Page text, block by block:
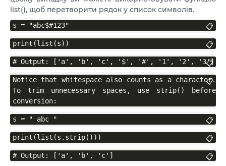
list(), щоб перетворити рядок у список символів.
s = "abc$#123" 📋
print(list(s)) 📋
# Output: ['a', 'b', 'c', '$', '#', '1', '2', '3']
📋
Notice that whitespace also counts as a character.
To trim unnecessary spaces, use strip() before
conversion:
📋
s = " abc " 📋
print(list(s.strip())) 📋
# Output: ['a', 'b', 'c'] 📋